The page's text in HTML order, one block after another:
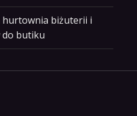
hurtownia biżuterii i
butiku